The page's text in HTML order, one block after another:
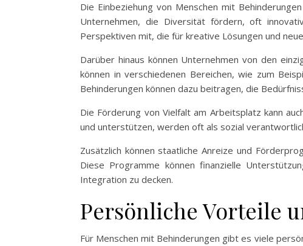
Die Einbeziehung von Menschen mit
Unternehmen, die Diversität fördern, oft
Perspektiven mit, die für kreative Lösungen und
Darüber hinaus können Unternehmen von den
können in verschiedenen Bereichen, wie zum
Behinderungen können dazu beitragen, die
Die Förderung von Vielfalt am Arbeitsplatz kann
und unterstützen, werden oft als sozial
Zusätzlich können staatliche Anreize und
Diese Programme können finanzielle
Integration zu decken.
Persönliche Vorteile
Für Menschen mit Behinderungen gibt es viele